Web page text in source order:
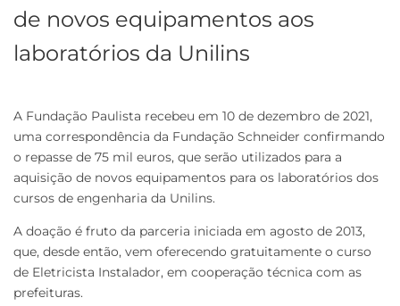
de novos equipamentos aos
laboratórios da Unilins
A Fundação Paulista recebeu em 10 de dezembro de 2021,
uma correspondência da Fundação Schneider confirmando
o repasse de 75 mil euros, que serão utilizados para a
aquisição de novos equipamentos para os laboratórios dos
cursos de engenharia da Unilins.
A doação é fruto da parceria iniciada em agosto de 2013,
que, desde então, vem oferecendo gratuitamente o curso
de Eletricista Instalador, em cooperação técnica com as
prefeituras.